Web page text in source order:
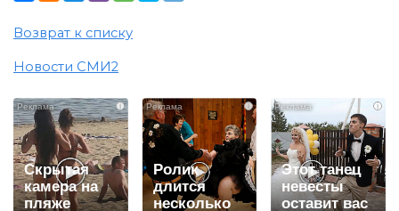
Возврат к списку
Новости СМИ2
i
Скрытая
камера на
пляже
i
Ролик
длится
несколько
i
Этот танец
невесты
оставит вас